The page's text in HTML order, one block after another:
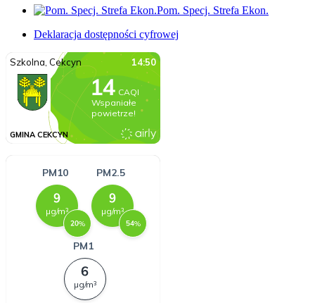
Pom. Specj. Strefa Ekon.
Deklaracja dostępności cyfrowej